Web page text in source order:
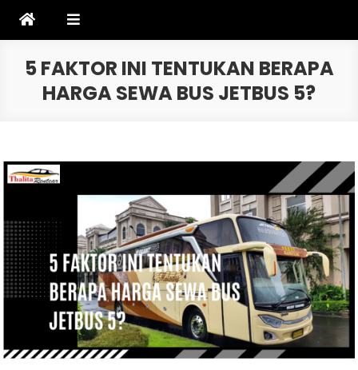
5 FAKTOR INI TENTUKAN BERAPA
HARGA SEWA BUS JETBUS 5?